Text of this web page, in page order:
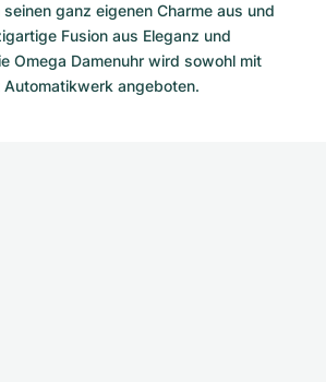
ganz eigenen Charme aus und
Fusion aus Eleganz und
Omega Damenuhr wird sowohl mit
angeboten.